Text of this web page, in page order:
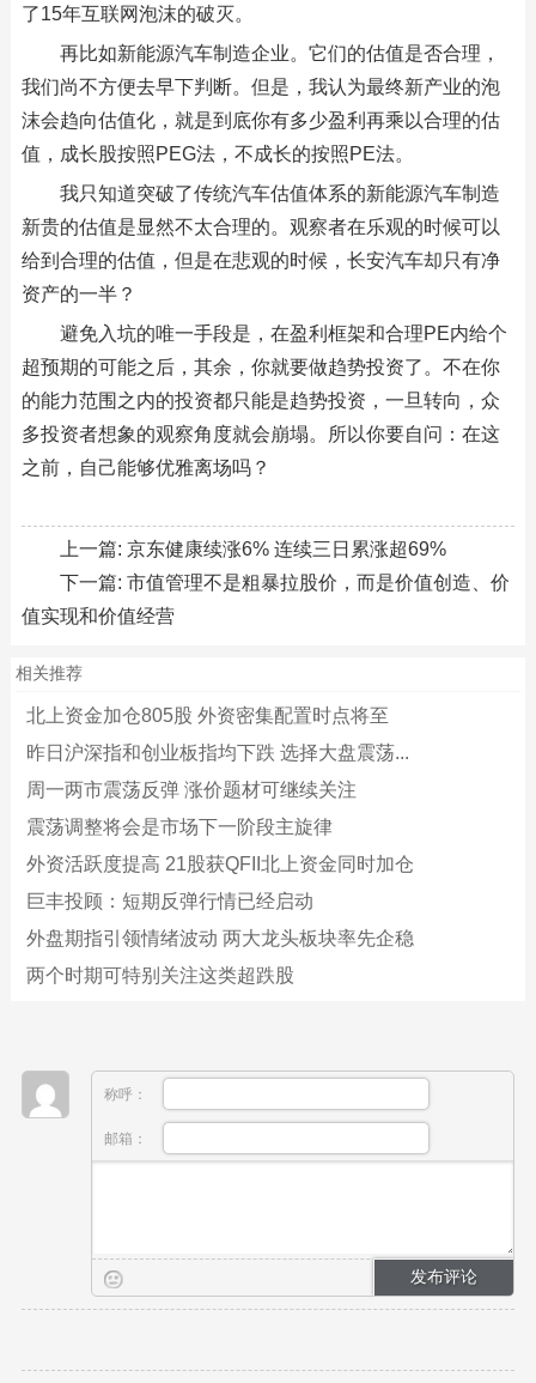
了15年互联网泡沫的破灭。
再比如新能源汽车制造企业。它们的估值是否合理，
我们尚不方便去早下判断。但是，我认为最终新产业的泡
沫会趋向估值化，就是到底你有多少盈利再乘以合理的估
值，成长股按照PEG法，不成长的按照PE法。
我只知道突破了传统汽车估值体系的新能源汽车制造
新贵的估值是显然不太合理的。观察者在乐观的时候可以
给到合理的估值，但是在悲观的时候，长安汽车却只有净
资产的一半？
避免入坑的唯一手段是，在盈利框架和合理PE内给个
超预期的可能之后，其余，你就要做趋势投资了。不在你
的能力范围之内的投资都只能是趋势投资，一旦转向，众
多投资者想象的观察角度就会崩塌。所以你要自问：在这
之前，自己能够优雅离场吗？
上一篇: 京东健康续涨6% 连续三日累涨超69%
下一篇: 市值管理不是粗暴拉股价，而是价值创造、价
值实现和价值经营
相关推荐
北上资金加仓805股 外资密集配置时点将至
昨日沪深指和创业板指均下跌 选择大盘震荡...
周一两市震荡反弹 涨价题材可继续关注
震荡调整将会是市场下一阶段主旋律
外资活跃度提高 21股获QFII北上资金同时加仓
巨丰投顾：短期反弹行情已经启动
外盘期指引领情绪波动 两大龙头板块率先企稳
两个时期可特别关注这类超跌股
称呼：
邮箱：